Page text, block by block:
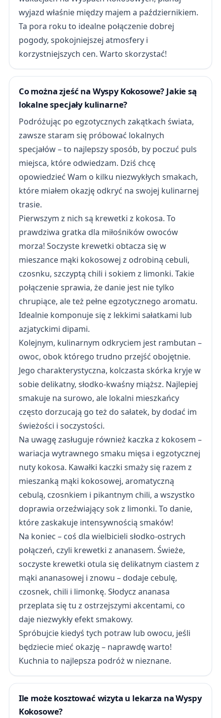
wyjazd właśnie między majem a październikiem.
Ta pora roku to idealne połączenie dobrej
pogody, spokojniejszej atmosfery i
korzystniejszych cen. Warto skorzystać!
Co można zjeść na Wyspy Kokosowe? Jakie są
lokalne specjały kulinarne?
Podróżując po egzotycznych zakątkach świata,
zawsze staram się próbować lokalnych
specjałów – to najlepszy sposób, by poczuć puls
miejsca, które odwiedzam. Dziś chcę
opowiedzieć Wam o kilku niezwykłych smakach,
które miałem okazję odkryć na swojej kulinarnej
trasie.
Pierwszym z nich są krewetki z kokosa. To
prawdziwa gratka dla miłośników owoców
morza! Soczyste krewetki obtacza się w
mieszance mąki kokosowej z odrobiną cebuli,
czosnku, szczyptą chili i sokiem z limonki. Takie
połączenie sprawia, że danie jest nie tylko
chrupiące, ale też pełne egzotycznego aromatu.
Idealnie komponuje się z lekkimi sałatkami lub
azjatyckimi dipami.
Kolejnym, kulinarnym odkryciem jest rambutan –
owoc, obok którego trudno przejść obojętnie.
Jego charakterystyczna, kolczasta skórka kryje w
sobie delikatny, słodko-kwaśny miąższ. Najlepiej
smakuje na surowo, ale lokalni mieszkańcy
często dorzucają go też do sałatek, by dodać im
świeżości i soczystości.
Na uwagę zasługuje również kaczka z kokosem –
wariacja wytrawnego smaku mięsa i egzotycznej
nuty kokosa. Kawałki kaczki smaży się razem z
mieszanką mąki kokosowej, aromatyczną
cebulą, czosnkiem i pikantnym chili, a wszystko
doprawia orzeźwiający sok z limonki. To danie,
które zaskakuje intensywnością smaków!
Na koniec – coś dla wielbicieli słodko-ostrych
połączeń, czyli krewetki z ananasem. Świeże,
soczyste krewetki otula się delikatnym ciastem z
mąki ananasowej i znowu – dodaje cebulę,
czosnek, chili i limonkę. Słodycz ananasa
przeplata się tu z ostrzejszymi akcentami, co
daje niezwykły efekt smakowy.
Spróbujcie kiedyś tych potraw lub owocu, jeśli
będziecie mieć okazję – naprawdę warto!
Kuchnia to najlepsza podróż w nieznane.
Ile może kosztować wizyta u lekarza na Wyspy
Kokosowe?